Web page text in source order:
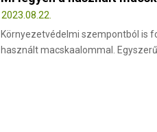
2023.08.22.
Környezetvédelmi szempontból is
használt macskaalommal.